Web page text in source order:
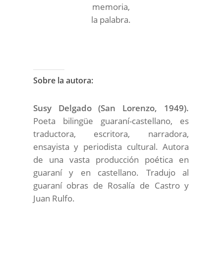
memoria,
la palabra.
Sobre la autora:
Susy Delgado (San Lorenzo, 1949).
Poeta bilingüe guaraní-castellano, es
traductora, escritora, narradora,
ensayista y periodista cultural. Autora
de una vasta producción poética en
guaraní y en castellano. Tradujo al
guaraní obras de Rosalía de Castro y
Juan Rulfo.